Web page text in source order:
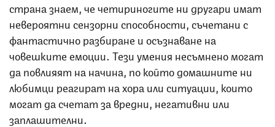
страна знаем, че четириногите ни другари имат
невероятни сензорни способности, съчетани с
фантастично разбиране и осъзнаване на
човешките емоции. Тези умения несъмнено могат
да повлияят на начина, по който домашните ни
любимци реагират на хора или ситуации, които
могат да счетат за вредни, негативни или
заплашителни.